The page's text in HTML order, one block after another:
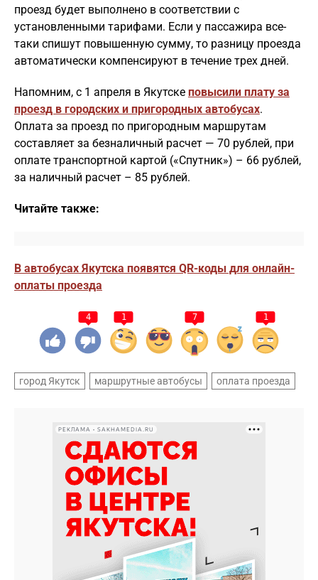
проезд будет выполнено в соответствии с
установленными тарифами. Если у пассажира все-
таки спишут повышенную сумму, то разницу проезда
автоматически компенсируют в течение трех дней.
Напомним, с 1 апреля в Якутске повысили плату за
проезд в городских и пригородных автобусах.
Оплата за проезд по пригородным маршрутам
составляет за безналичный расчет — 70 рублей, при
оплате транспортной картой («Спутник») – 66 рублей,
за наличный расчет – 85 рублей.
Читайте также:
В автобусах Якутска появятся QR-коды для онлайн-
оплаты проезда
4 1 7 1
город Якутск маршрутные автобусы оплата проезда
РЕКЛАМА • SAKHAMEDIA.RU